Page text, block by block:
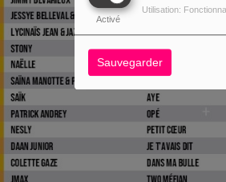
Activé
Utilisation:
Sauvegarder